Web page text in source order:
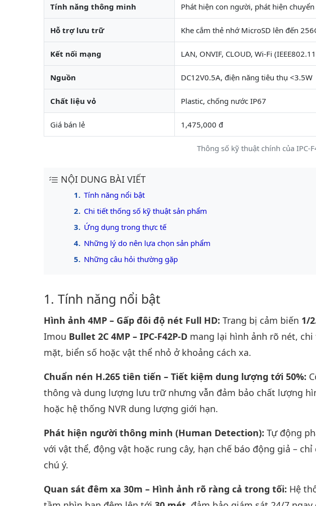
Thông số kỹ thuật chính của IPC-
Tính năng thông minh Phát hiện con người, phát hiện
Hỗ trợ lưu trữ Khe cắm thẻ nhớ MicroSD lên đến
Kết nối mạng LAN, ONVIF, CLOUD, Wi-Fi
Nguồn DC12V0.5A, điện năng tiêu thụ <3.5W
Chất liệu vỏ Plastic, chống nước IP67
Giá bán lẻ 1,475,000 đ
NỘI DUNG BÀI VIẾT
Tính năng nổi bật
Chi tiết thống số kỹ thuật sản phẩm
Ứng dụng trong thực tế
Những lý do nên lựa chọn sản phẩm
Những câu hỏi thường gặp
Tính năng nổi bật
Hình ảnh 4MP – Gấp đôi độ nét Full HD: Trang bị cảm biến 1/
Imou Bullet 2C 4MP – IPC-F42P-D mang lại hình ảnh rõ nét,
mặt, biển số hoặc vật thể nhỏ ở khoảng cách xa.
Chuẩn nén H.265 tiên tiến – Tiết kiệm dung lượng tới 50%:
thông và dung lượng lưu trữ nhưng vẫn đảm bảo chất lượng
hoặc hệ thống NVR dung lượng giới hạn.
Phát hiện người thông minh (Human Detection): Tự động
với vật thể, động vật hoặc rung cây, hạn chế báo động giả –
chú ý.
Quan sát đêm xa 30m – Hình ảnh rõ ràng cả trong tối: Hệ